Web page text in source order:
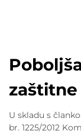
U skladu s
br. 1225/2012